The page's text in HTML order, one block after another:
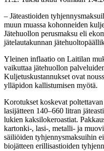
– Jäteastioiden
muun muassa kohonneiden
Jätehuollon perusmaksu eli
jätelautakunnan
Yleinen inflaatio on Laitilan
vaikuttaa jätehuollon
Kuljetuskustannukset ovat
ylläpidon kallistumisen myötä.
Korotukset koskevat
lasijätteen 140–660 litran
lukien kaksilokeroastiat.
kartonki-, lasi-, metalli- ja
säiliöiden tyhjennysmaksuihin
biojätteen erillisastioiden